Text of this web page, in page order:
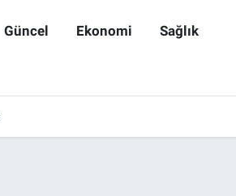
Güncel Ekonomi Sağlık